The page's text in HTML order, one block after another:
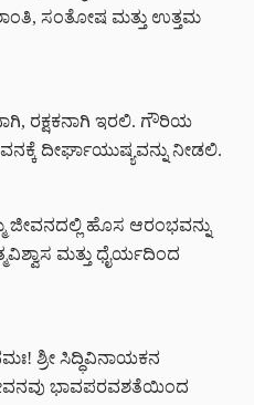
ಸಂತೋಷ ಮತ್ತು ಉತ್ತಮ
ರಕ್ಷಕನಾಗಿ ಇರಲಿ. ಗೌರಿಯ
ದೀರ್ಘಾಯುಷ್ಯವನ್ನು ನೀಡಲಿ.
ಹೊಸ ಆರಂಭವನ್ನು
ಮತ್ತು ಧೈರ್ಯದಿಂದ
ಶ್ರೀ ಸಿದ್ಧಿವಿನಾಯಕನ
ಭಾವಪರವಶತೆಯಿಂದ